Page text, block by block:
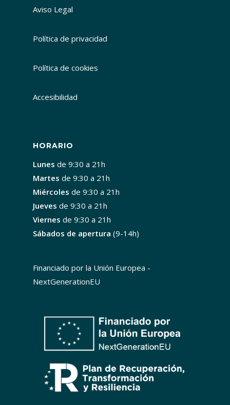
Aviso Legal
Política de privacidad
Política de cookies
Accesibilidad
HORARIO
Lunes de 9:30 a 21h
Martes de 9:30 a 21h
Miércoles de 9:30 a 21h
Jueves de 9:30 a 21h
Viernes de 9:30 a 21h
Sábados de apertura (9-14h)
Financiado por la Unión Europea -
NextGenerationEU